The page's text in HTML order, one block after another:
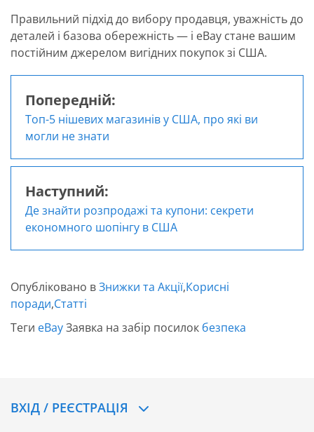
Правильний підхід до вибору продавця, уважність до
деталей і базова обережність — і eBay стане вашим
постійним джерелом вигідних покупок зі США.
Навігація
записів
Попередній:
Топ-5 нішевих магазинів у США, про які ви
могли не знати
Наступний:
Де знайти розпродажі та купони: секрети
економного шопінгу в США
Опубліковано вЗнижки та Акції,Корисні
поради,Статті
Теги eBayЗаявка на забір посилок безпека
ВХІД / РЕЄСТРАЦІЯ